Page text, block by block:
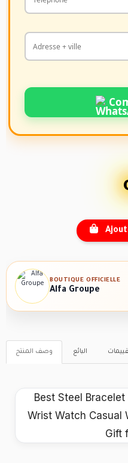
BOUTIQUE OFFICIELLE
Alfa Groupe
وصف المنتج البائع
Best Steel
Wrist Watch Casual
Gift